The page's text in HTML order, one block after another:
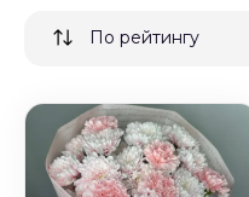
По рейтингу